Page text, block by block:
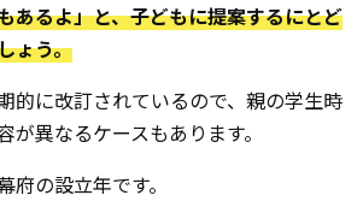
あるよ」と、子どもに提案するにとど
ょう。
的に改訂されているので、親の学生時
が異なるケースもあります。
の設立年です。